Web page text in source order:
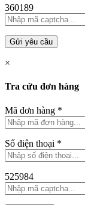
360189
Gửi yêu cầu
×
Tra cứu đơn hàng
Mã đơn hàng *
Số điện thoại *
525984